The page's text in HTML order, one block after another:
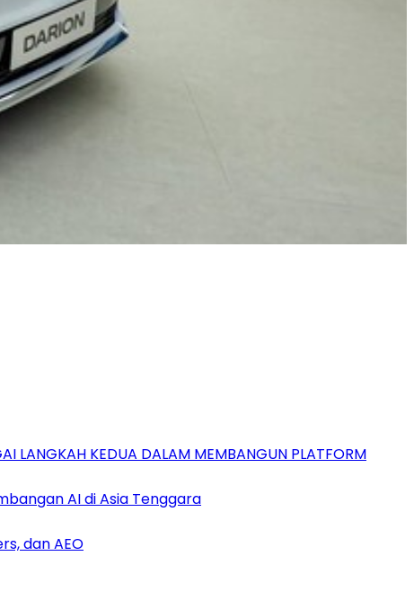
LANGKAH KEDUA DALAM MEMBANGUN PLATFORM
AI di Asia Tenggara
dan AEO